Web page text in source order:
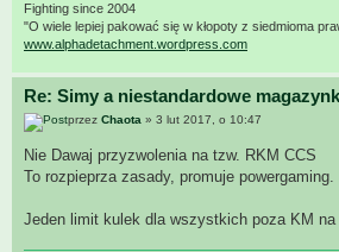
Fighting since 2004
"O wiele lepiej pakować się w kłopoty z siedmioma
www.alphadetachment.wordpress.com
Re: Simy a niestandardowe
przez Chaota » 3 lut 2017, o 10:47
Nie Dawaj przyzwolenia na tzw. RKM CCS
To rozpieprza zasady, promuje powergaming.
Jeden limit kulek dla wszystkich poza KM